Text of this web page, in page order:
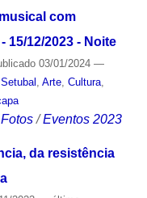
com
15/12/2023 - Noite
03/01/2024 —
Arte, Cultura,
Fotos /Eventos 2023
da resistência